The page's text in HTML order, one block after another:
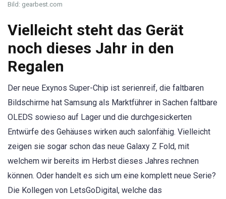
Bild: gearbest.com
Vielleicht steht das Gerät
noch dieses Jahr in den
Regalen
Der neue Exynos Super-Chip ist serienreif, die faltbaren
Bildschirme hat Samsung als Marktführer in Sachen faltbare
OLEDS sowieso auf Lager und die durchgesickerten
Entwürfe des Gehäuses wirken auch salonfähig. Vielleicht
zeigen sie sogar schon das neue Galaxy Z Fold, mit
welchem wir bereits im Herbst dieses Jahres rechnen
können. Oder handelt es sich um eine komplett neue Serie?
Die Kollegen von LetsGoDigital, welche das